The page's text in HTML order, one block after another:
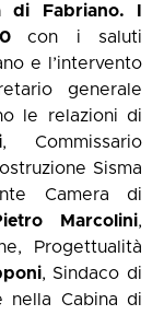
di Fabriano. I
con i saluti
e l’intervento
generale
le relazioni di
, Commissario
Sisma
Camera di
Marcolini,
Progettualità
, Sindaco di
nella Cabina di